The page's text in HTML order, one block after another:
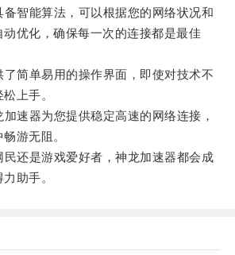
能算法，可以根据您的网络状况和
动优化，确保每一次的连接都是最佳
单易用的操作界面，即使对技术不
上手。
器为您提供稳定高速的网络连接，
游无阻。
还是游戏爱好者，神龙加速器都会成
助手。